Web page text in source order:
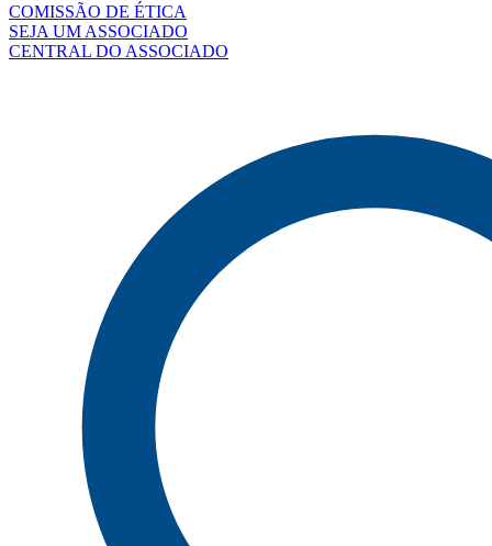
COMISSÃO DE ÉTICA
SEJA UM ASSOCIADO
CENTRAL DO ASSOCIADO